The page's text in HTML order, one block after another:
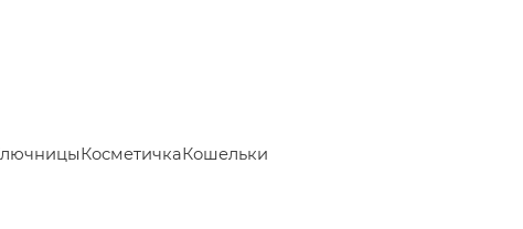
КосметичкаКошельки